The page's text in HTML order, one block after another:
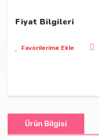
Fiyat Bilgileri
Ürün Bilgisi